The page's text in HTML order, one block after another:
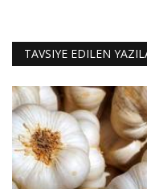
TAVSIYE EDILEN